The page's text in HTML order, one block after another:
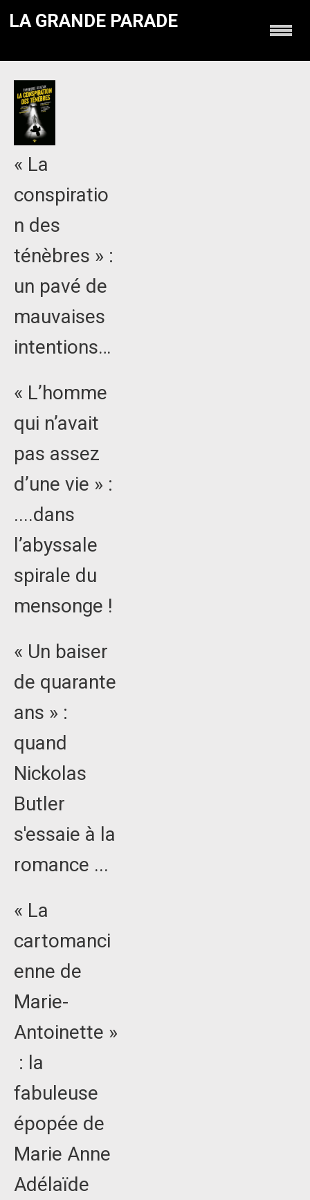
LA GRANDE PARADE
« La
conspiratio
n des
ténèbres » :
un pavé de
mauvaises
intentions…
« L’homme
qui n’avait
pas assez
d’une vie » :
....dans
l’abyssale
spirale du
mensonge !
« Un baiser
de quarante
ans » :
quand
Nickolas
Butler
s'essaie à la
romance ...
« La
cartomanci
enne de
Marie-
Antoinette »
: la
fabuleuse
épopée de
Marie Anne
Adélaïde